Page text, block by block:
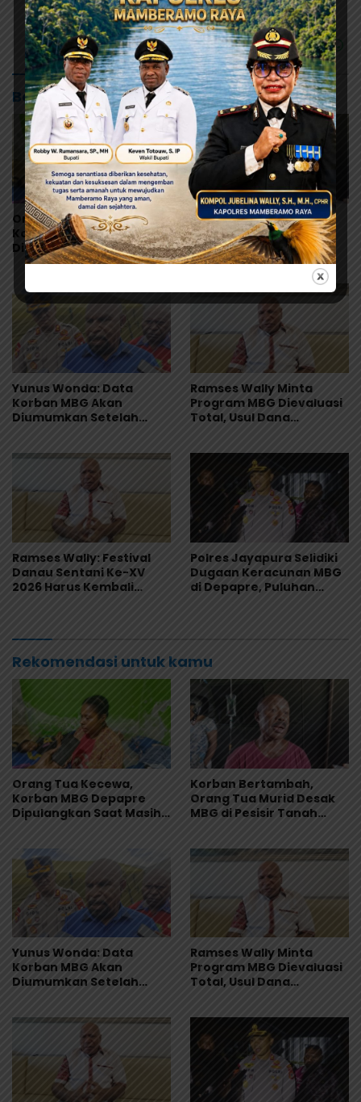
Baca Juga
Orang Tua Kecewa,
Korban MBG Depapre
Dipulangkan Saat Masih
Muntah dan Diare
Korban Bertambah,
Orang Tua Murid Desak
MBG di Pesisir Tanah
Merah Dihentikan
Yunus Wonda: Data
Korban MBG Akan
Diumumkan Setelah
Ramses Wally Minta
Program MBG Dievaluasi
Total, Usul Dana
Ramses Wally: Festival
Danau Sentani Ke-XV
2026 Harus Kembali
Polres Jayapura Selidiki
Dugaan Keracunan MBG
di Depapre, Puluhan
Rekomendasi untuk kamu
Orang Tua Kecewa,
Korban MBG Depapre
Dipulangkan Saat Masih
Korban Bertambah,
Orang Tua Murid Desak
MBG di Pesisir Tanah
Yunus Wonda: Data
Korban MBG Akan
Diumumkan Setelah
Ramses Wally Minta
Program MBG Dievaluasi
Total, Usul Dana